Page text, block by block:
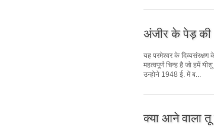
अंजीर के पेड़ की
यह परमेश्वर के दिव्यसंरक्षण
महत्वपूर्ण चिन्ह है जो हमें
उन्होने 1948 ई. में ब...
क्या आने वाला तू